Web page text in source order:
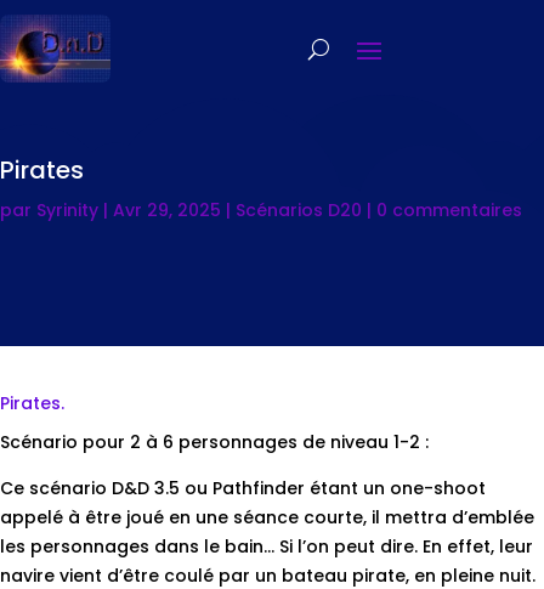
Pirates
par Syrinity | Avr 29, 2025 | Scénarios D20 | 0 commentaires
Pirates.
Scénario pour 2 à 6 personnages de niveau 1-2 :
Ce scénario D&D 3.5 ou Pathfinder étant un one-shoot
appelé à être joué en une séance courte, il mettra d’emblée
les personnages dans le bain… Si l’on peut dire. En effet, leur
navire vient d’être coulé par un bateau pirate, en pleine nuit.